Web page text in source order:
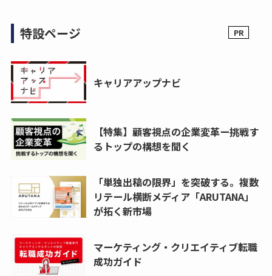
特設ページ
キャリアアップナビ
【特集】顧客視点の企業変革ー挑戦す
るトップの構想を聞く
「単独出稿の限界」を突破する。複数
リテール横断メディア「ARUTANA」
が拓く新市場
マーケティング・クリエイティブ転職
成功ガイド